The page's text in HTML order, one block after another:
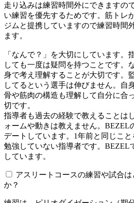
走り込みは練習時間外にできますの
い練習を優先するためです。筋トレ
ジムと提携していますので練習時間
ます。
「なんで？」を大切にしています。
しても一度は疑問を持つことです。
身で考え理解することが大切です。
してるという選手は伸びません。自
骨や筋肉の構造も理解して自分に合
切です。
指導者も過去の経験で教えることは
ォームや動きは教えません。BEZEL
デートしています。1年前と同じこ
勉強していない指導者です。BEZEL
しています。
アスリートコースの練習や試合
か？